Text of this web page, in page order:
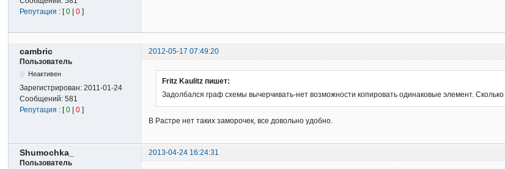
Репутация : [0 |0 ]
cambric
2012-05-17 07:49:20
Пользователь
Неактивен
Зарегистрирован:2011-01-24
Сообщений:581
Репутация : [0 |0 ]
Fritz Kaulitz пишет:
Задолбался граф схемы вычерчивать-нет возможности копировать одинаковые элемент.
В Растре нет таких заморочек, все довольно удобно.
Shumochka_
2013-04-24 16:24:31
Пользователь